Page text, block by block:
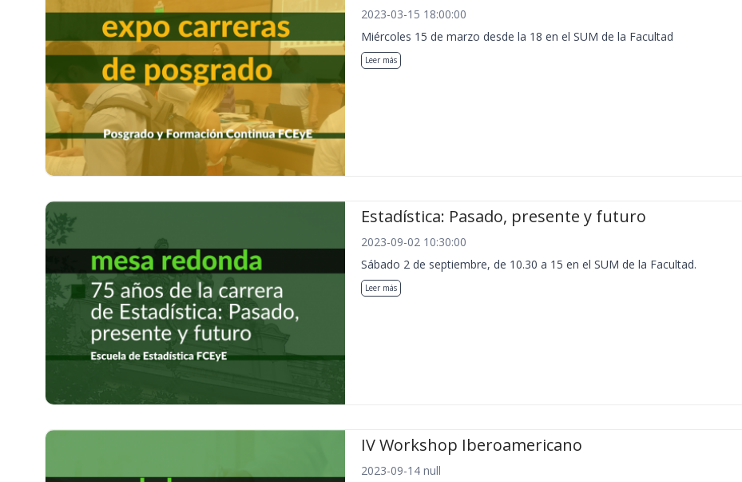
2023-03-15 18:00:00
Miércoles 15 de marzo desde la 18 en el SUM de la Facultad
Leer más
Estadística: Pasado, presente y futuro
2023-09-02 10:30:00
Sábado 2 de septiembre, de 10.30 a 15 en el SUM de la Facultad.
Leer más
IV Workshop Iberoamericano
2023-09-14 null